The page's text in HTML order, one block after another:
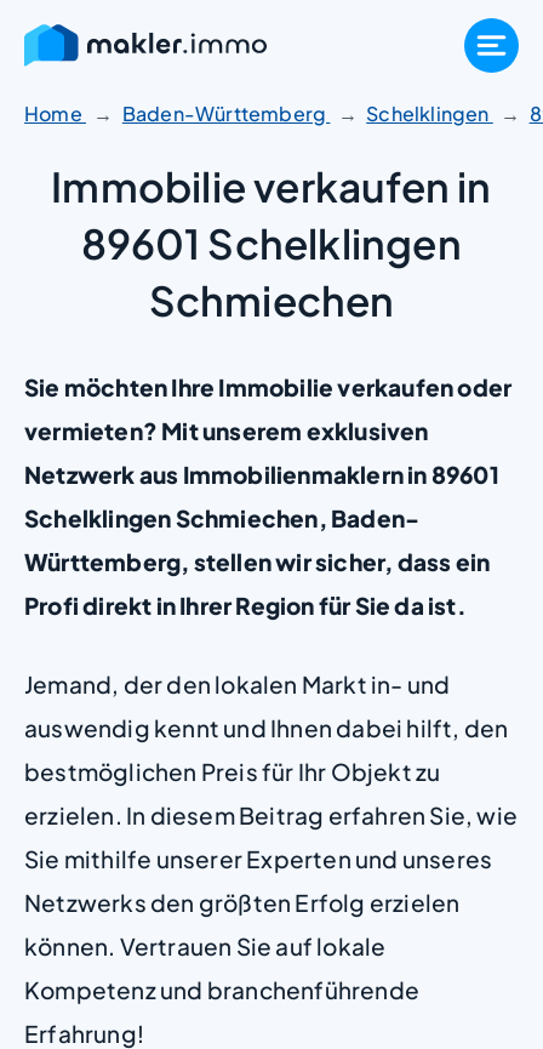
Zum
Inhalt
springen
Home Baden-Württemberg Schelklingen
Immobilie verkaufen in
89601 Schelklingen
Schmiechen
Sie möchten Ihre Immobilie verkaufen oder
vermieten? Mit unserem exklusiven
Netzwerk aus Immobilienmaklern in 89601
Schelklingen Schmiechen, Baden-
Württemberg, stellen wir sicher, dass ein
Profi direkt in Ihrer Region für Sie da ist.
Jemand, der den lokalen Markt in- und
auswendig kennt und Ihnen dabei hilft, den
bestmöglichen Preis für Ihr Objekt zu
erzielen. In diesem Beitrag erfahren Sie, wie
Sie mithilfe unserer Experten und unseres
Netzwerks den größten Erfolg erzielen
können. Vertrauen Sie auf lokale
Kompetenz und branchenführende
Erfahrung!